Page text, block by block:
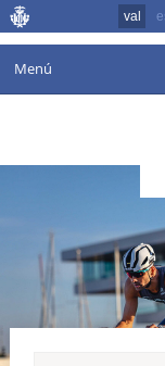
val
Menú
Agenda
Comunicació
València en esport